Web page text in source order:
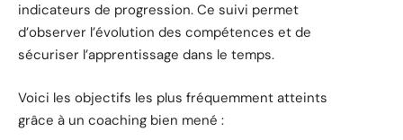
indicateurs de progression. Ce suivi permet
d’observer l’évolution des compétences et de
sécuriser l’apprentissage dans le temps.
Voici les objectifs les plus fréquemment atteints
grâce à un coaching bien mené :